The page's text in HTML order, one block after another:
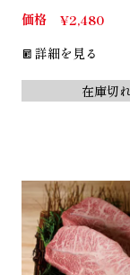
価格 ¥2,480
詳細を見る
在庫切